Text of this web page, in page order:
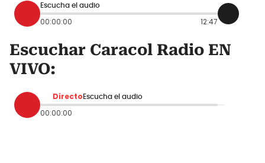
Escucha el audio
00:00:00 12:47
Escuchar Caracol Radio EN
VIVO:
Directo Escucha el audio
00:00:00